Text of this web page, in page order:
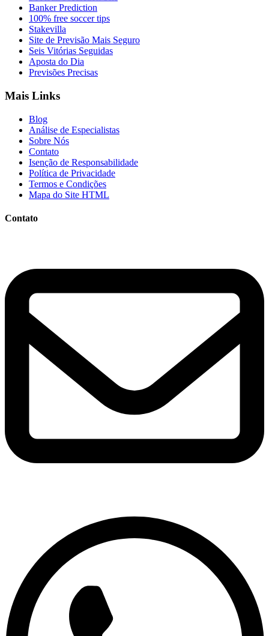
Banker Prediction
100% free soccer tips
Stakevilla
Site de Previsão Mais Seguro
Seis Vitórias Seguidas
Aposta do Dia
Previsões Precisas
Mais Links
Blog
Análise de Especialistas
Sobre Nós
Contato
Isenção de Responsabilidade
Política de Privacidade
Termos e Condições
Mapa do Site HTML
Contato